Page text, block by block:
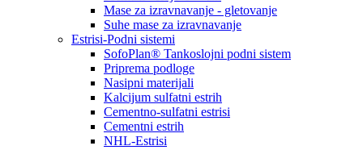
Mase za izravnavanje - gletovanje
Suhe mase za izravnavanje
Estrisi-Podni sistemi
SofoPlan® Tankoslojni podni sistem
Priprema podloge
Nasipni materijali
Kalcijum sulfatni estrih
Cementno-sulfatni estrisi
Cementni estrih
NHL-Estrisi